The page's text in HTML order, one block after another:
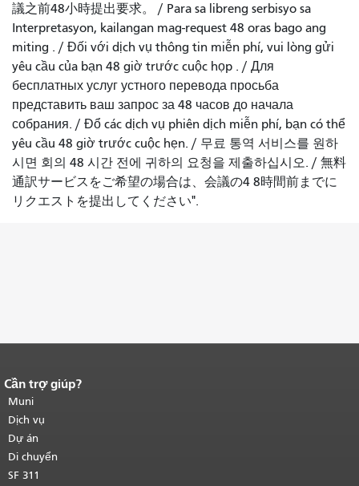
議之前48小時提出要求。 / Para sa libreng serbisyo sa
Interpretasyon, kailangan mag-request 48 oras bago ang
miting . / Đối với dịch vụ thông tin miễn phí, vui lòng gửi
yêu cầu của bạn 48 giờ trước cuộc họp . / Для
бесплатных услуг устного перевода просьба
представить ваш запрос за 48 часов до начала
собрания. / Đổ các dịch vụ phiên dịch miễn phí, bạn có thể
yêu cầu 48 giờ trước cuộc hẹn. / 무료 통역 서비스를 원하
시면 회의 48 시간 전에 귀하의 요청을 제출하십시오. / 無料
通訳サービスをご希望の場合は、会議の4 8時間前までに
リクエストを提出してください".
Kết thúc nội dung trang.
của trang này được lặp lại trên mọi
trang.Quay lại đầu trang nội dung
chính.
Cần trợ giúp?
Muni
Dịch vụ
Dự án
Di chuyển
SF 311